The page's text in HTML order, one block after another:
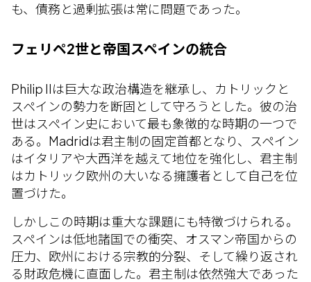
も、債務と過剰拡張は常に問題であった。
フェリペ2世と帝国スペインの統合
Philip IIは巨大な政治構造を継承し、カトリックと
スペインの勢力を断固として守ろうとした。彼の治
世はスペイン史において最も象徴的な時期の一つで
ある。Madridは君主制の固定首都となり、スペイン
はイタリアや大西洋を越えて地位を強化し、君主制
はカトリック欧州の大いなる擁護者として自己を位
置づけた。
しかしこの時期は重大な課題にも特徴づけられる。
スペインは低地諸国での衝突、オスマン帝国からの
圧力、欧州における宗教的分裂、そして繰り返され
る財政危機に直面した。君主制は依然強大であった